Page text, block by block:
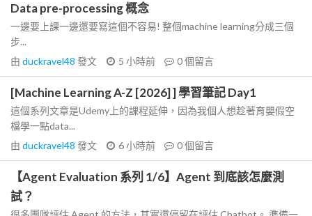
Data pre-processing 概念
一邊要上課一邊還要寫這個不容易! 整個machine learning分成三個
步...
由 duckravel48 發文 5 小時前 0個留言
[Machine Learning A-Z [2026] ] 學習筆記 Day1
這個系列文章是Udemy上的課程延伸，因為我個人想趁著育嬰假空
檔學一點data...
由 duckravel48 發文 6 小時前 0個留言
【Agent Evaluation 系列 1/6】Agent 到底該怎麼測
試？